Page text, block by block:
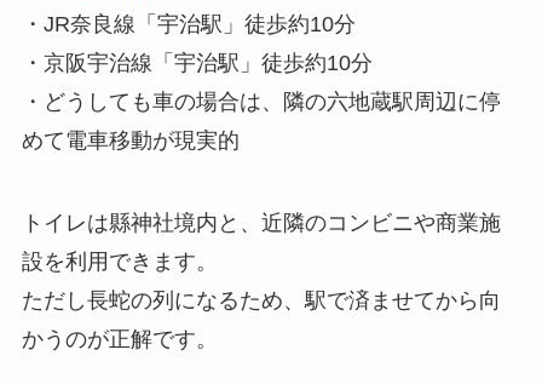
・JR奈良線「宇治駅」徒歩約10分
・京阪宇治線「宇治駅」徒歩約10分
・どうしても車の場合は、隣の六地蔵駅周辺に停
めて電車移動が現実的
トイレは縣神社境内と、近隣のコンビニや商業施
設を利用できます。
ただし長蛇の列になるため、駅で済ませてから向
かうのが正解です。